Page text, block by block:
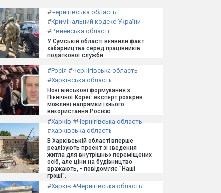
#Чернігівська область
#Кримінальний кодекс України
#Рівненська область
У Сумській області виявили факт
хабарництва серед працівників
податкової служби.
#Росія #Чернігівська область
#Харківська область
Нові військові формування з
Північної Кореї: експерт розкрив
можливі напрямки їхнього
використання Росією.
#Харків #Чернігівська область
#Харківська область
В Харківській області вперше
реалізують проект зі зведення
житла для внутрішньо переміщених
осіб, але ціни на будівництво
вражають, - повідомляє "Наші
гроші".
#Харків #Чернігівська область